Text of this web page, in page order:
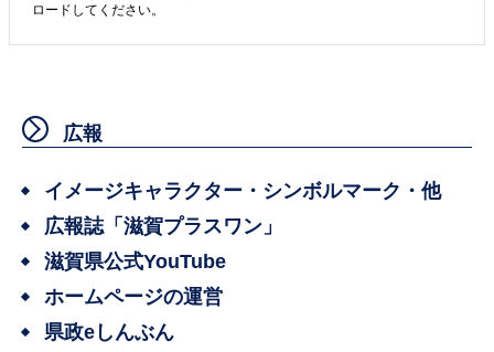
ロードしてください。
広報
イメージキャラクター・シンボルマーク・他
広報誌「滋賀プラスワン」
滋賀県公式YouTube
ホームページの運営
県政eしんぶん